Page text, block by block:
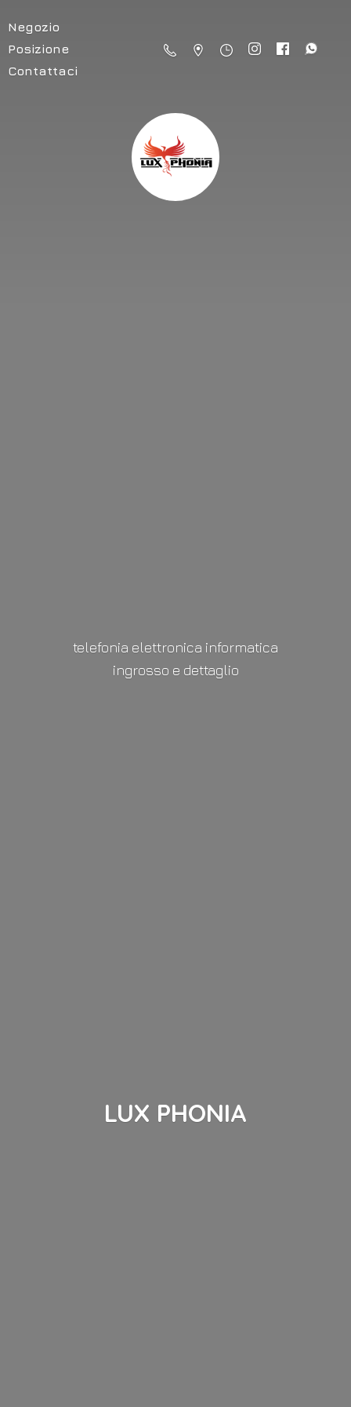
Negozio
Posizione
Contattaci
LUX PHONIA
telefonia elettronica informatica
ingrosso e dettaglio